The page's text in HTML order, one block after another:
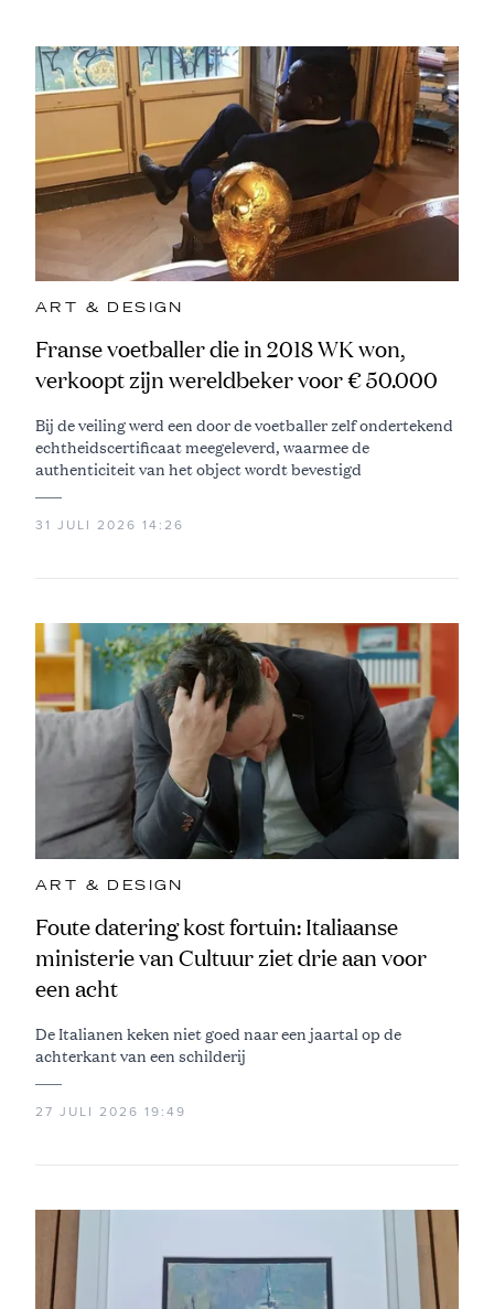
ART & DESIGN
Franse voetballer die in 2018 WK won,
verkoopt zijn wereldbeker voor € 50.000
Bij de veiling werd een door de voetballer zelf ondertekend
echtheidscertificaat meegeleverd, waarmee de
authenticiteit van het object wordt bevestigd
31 JULI 2026 14:26
ART & DESIGN
Foute datering kost fortuin: Italiaanse
ministerie van Cultuur ziet drie aan voor
een acht
De Italianen keken niet goed naar een jaartal op de
achterkant van een schilderij
27 JULI 2026 19:49